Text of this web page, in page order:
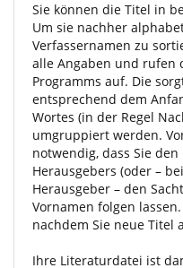
Sie können die Titel in
Um sie nachher
Verfassernamen zu
alle Angaben und rufen
Programms auf. Die
entsprechend dem
Wortes (in der Regel
umgruppiert werden.
notwendig, dass Sie
Herausgebers (oder –
Herausgeber – den
Vornamen folgen
nachdem Sie neue Titel
Ihre Literaturdatei ist